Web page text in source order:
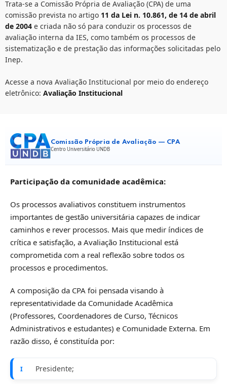
Trata-se a Comissão Própria de Avaliação (CPA) de uma
comissão prevista no artigo 11 da Lei n. 10.861, de 14 de abril
de 2004 e criada não só para conduzir os processos de
avaliação interna da IES, como também os processos de
sistematização e de prestação das informações solicitadas pelo
Inep.
Acesse a nova Avaliação Institucional por meio do endereço
eletrônico: Avaliação Institucional
Comissão Própria de Avaliação — CPA
Centro Universitário UNDB
Participação da comunidade acadêmica:
Os processos avaliativos constituem instrumentos
importantes de gestão universitária capazes de indicar
caminhos e rever processos. Mais que medir índices de
crítica e satisfação, a Avaliação Institucional está
comprometida com a real reflexão sobre todos os
processos e procedimentos.
A composição da CPA foi pensada visando à
representatividade da Comunidade Acadêmica
(Professores, Coordenadores de Curso, Técnicos
Administrativos e estudantes) e Comunidade Externa. Em
razão disso, é constituída por:
I Presidente;